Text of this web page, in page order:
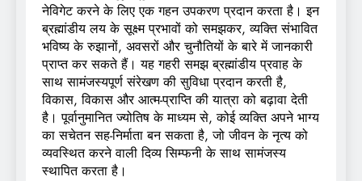
नेविगेट करने के लिए एक गहन उपकरण प्रदान करता है। इन
ब्रह्मांडीय लय के सूक्ष्म प्रभावों को समझकर, व्यक्ति संभावित
भविष्य के रुझानों, अवसरों और चुनौतियों के बारे में जानकारी
प्राप्त कर सकते हैं। यह गहरी समझ ब्रह्मांडीय प्रवाह के
साथ सामंजस्यपूर्ण संरेखण की सुविधा प्रदान करती है,
विकास, विकास और आत्म-प्राप्ति की यात्रा को बढ़ावा देती
है। पूर्वानुमानित ज्योतिष के माध्यम से, कोई व्यक्ति अपने भाग्य
का सचेतन सह-निर्माता बन सकता है, जो जीवन के नृत्य को
व्यवस्थित करने वाली दिव्य सिम्फनी के साथ सामंजस्य
स्थापित करता है।